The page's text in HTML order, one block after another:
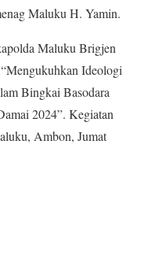
Maluku H. Yamin.
Maluku Brigjen
Ideologi
Bingkai Basodara
2024”. Kegiatan
Ambon, Jumat